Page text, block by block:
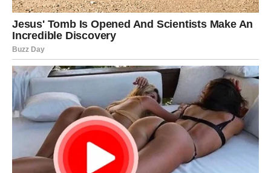
Slobodne Vodolije mogu doživeti iznenadnu privlačnost
koja prerasta u nešto ozbiljno.
Ovo je dan kada shvatate da prava ljubav ne oduzima
slobodu – već je daje.
Ribe
Ribe danas žive ljubav u punom intenzitetu. Vaša intuicija
je na vrhuncu, a emocije vas vode.